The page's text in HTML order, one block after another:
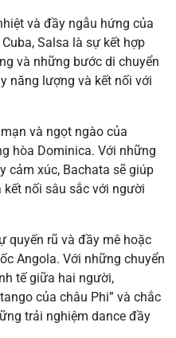
và đầy ngẫu hứng của
Salsa là sự kết hợp
và những bước di chuyển
năng lượng và kết nối với
và ngọt ngào của
hòa Dominica. Với những
cảm xúc, Bachata sẽ giúp
kết nối sâu sắc với người
quyến rũ và đầy mê hoặc
Angola. Với những chuyển
tế giữa hai người,
của châu Phi” và chắc
trải nghiệm dance đầy